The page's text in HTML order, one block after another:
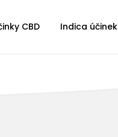
CBD Indica účinek